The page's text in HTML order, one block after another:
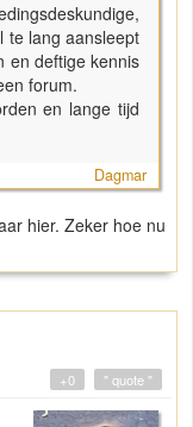
te lang aansleept
en deftige kennis
forum.
en lange tijd
Dagmar
hier. Zeker hoe nu
" quote "
+0